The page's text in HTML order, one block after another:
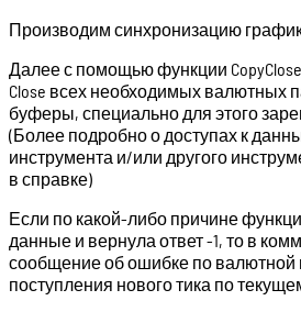
Производим синхронизацию
Далее с помощью функции
Close всех необходимых валютных
буферы, специально для этого
(Более подробно о доступах к
инструмента и/или другого
в справке)
Если по какой-либо причине
данные и вернула ответ -1, то в
сообщение об ошибке по валютной
поступления нового тика по